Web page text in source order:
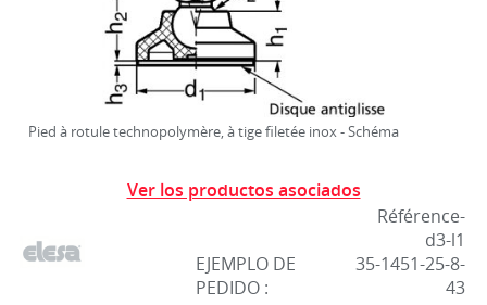
Pied à rotule technopolymère, à tige filetée inox - Schéma
Ver los productos asociados
EJEMPLO DE
PEDIDO :
Référence-
d3-l1
35-1451-25-8-
43